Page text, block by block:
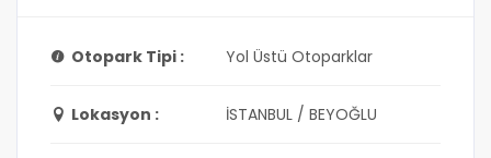
Otopark Tipi : Yol Üstü Otoparklar
Lokasyon : İSTANBUL / BEYOĞLU